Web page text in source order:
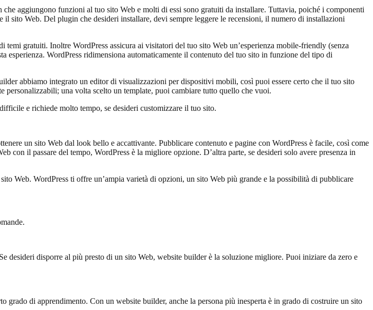
aggiungono funzioni al tuo sito Web e molti di essi sono gratuiti da installare. Tuttavia, poiché i componenti
sito Web. Del plugin che desideri installare, devi sempre leggere le recensioni, il numero di installazioni
gratuiti. Inoltre WordPress assicura ai visitatori del tuo sito Web un’esperienza mobile-friendly (senza
WordPress ridimensiona automaticamente il contenuto del tuo sito in funzione del tipo di
abbiamo integrato un editor di visualizzazioni per dispositivi mobili, così puoi essere certo che il tuo sito
una volta scelto un template, puoi cambiare tutto quello che vuoi.
e richiede molto tempo, se desideri customizzare il tuo sito.
un sito Web dal look bello e accattivante. Pubblicare contenuto e pagine con WordPress è facile, così come
con il passare del tempo, WordPress è la migliore opzione. D’altra parte, se desideri solo avere presenza in
Web. WordPress ti offre un’ampia varietà di opzioni, un sito Web più grande e la possibilità di pubblicare
desideri disporre al più presto di un sito Web, website builder è la soluzione migliore. Puoi iniziare da zero e
di apprendimento. Con un website builder, anche la persona più inesperta è in grado di costruire un sito